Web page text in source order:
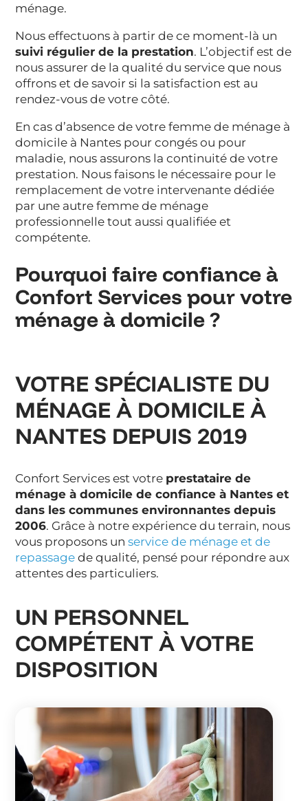
ménage.
Nous effectuons à partir de ce moment-là un
suivi régulier de la prestation. L’objectif est de
nous assurer de la qualité du service que nous
offrons et de savoir si la satisfaction est au
rendez-vous de votre côté.
En cas d’absence de votre femme de ménage à
domicile à Nantes pour congés ou pour
maladie, nous assurons la continuité de votre
prestation. Nous faisons le nécessaire pour le
remplacement de votre intervenante dédiée
par une autre femme de ménage
professionnelle tout aussi qualifiée et
compétente.
Pourquoi faire confiance à
Confort Services pour votre
ménage à domicile ?
VOTRE SPÉCIALISTE DU
MÉNAGE À DOMICILE À
NANTES DEPUIS 2019
Confort Services est votre prestataire de
ménage à domicile de confiance à Nantes et
dans les communes environnantes depuis
2006. Grâce à notre expérience du terrain, nous
vous proposons unservice de ménage et de
repassage de qualité, pensé pour répondre aux
attentes des particuliers.
UN PERSONNEL
COMPÉTENT À VOTRE
DISPOSITION